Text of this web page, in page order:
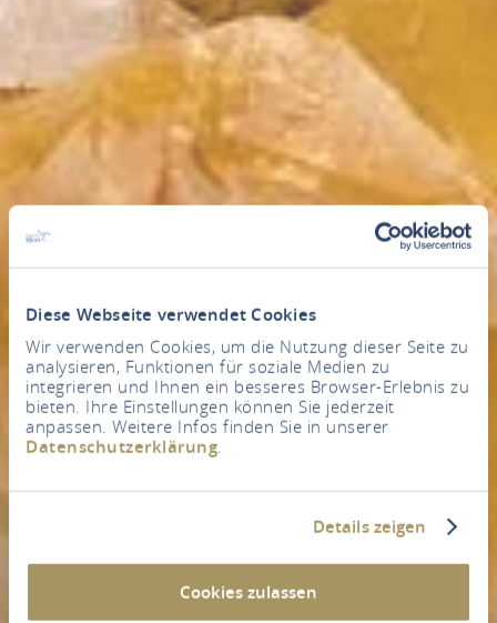
Diese Webseite verwendet Cookies
Wir verwenden Cookies, um die Nutzung dieser Seite zu
analysieren, Funktionen für soziale Medien zu
integrieren und Ihnen ein besseres Browser-Erlebnis zu
bieten. Ihre Einstellungen können Sie jederzeit
anpassen. Weitere Infos finden Sie in unserer
Datenschutzerklärung.
Details zeigen
Cookies zulassen